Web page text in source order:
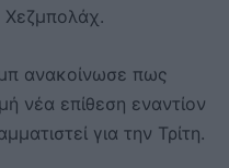
Χεζμπολάχ.
ανακοίνωσε πως
νέα επίθεση εναντίον
για την Τρίτη.